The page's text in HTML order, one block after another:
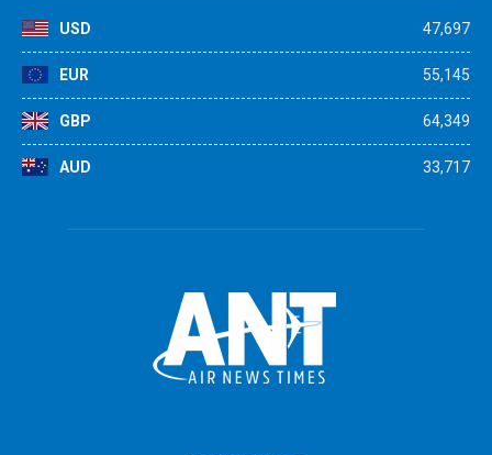
USD 47,697
EUR 55,145
GBP 64,349
AUD 33,717